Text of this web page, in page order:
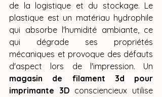
de la logistique et du stockage. Le
plastique est un matériau hydrophile
qui absorbe l'humidité ambiante, ce
qui dégrade ses propriétés
mécaniques et provoque des défauts
magasin de filament 3d pour
imprimante 3D consciencieux utilise